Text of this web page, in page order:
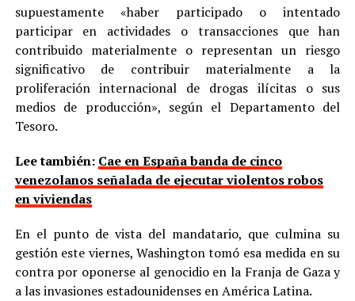
supuestamente «haber participado o intentado
participar en actividades o transacciones que han
contribuido materialmente o representan un riesgo
significativo de contribuir materialmente a la
proliferación internacional de drogas ilícitas o sus
medios de producción», según el Departamento del
Tesoro.
Lee también: Cae en España banda de cinco
venezolanos señalada de ejecutar violentos robos
en viviendas
En el punto de vista del mandatario, que culmina su
gestión este viernes, Washington tomó esa medida en su
contra por oponerse al genocidio en la Franja de Gaza y
a las invasiones estadounidenses en América Latina.